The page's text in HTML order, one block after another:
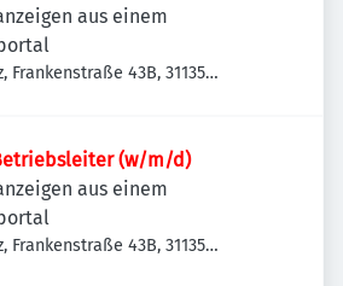
aus einem
Frankenstraße 43B, 31135
(w/m/d)
aus einem
Frankenstraße 43B, 31135